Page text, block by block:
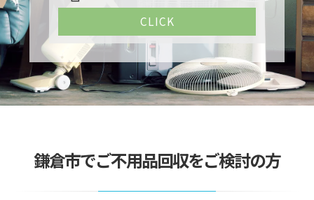
CLICK
鎌倉市でご不用品回収をご検討の方